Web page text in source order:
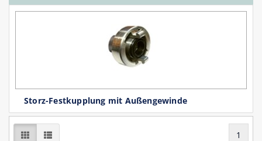
Storz-Festkupplung mit Außengewinde
1